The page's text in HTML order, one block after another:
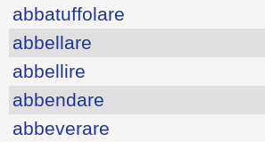
abbatuffolare
abbellare
abbellire
abbendare
abbeverare